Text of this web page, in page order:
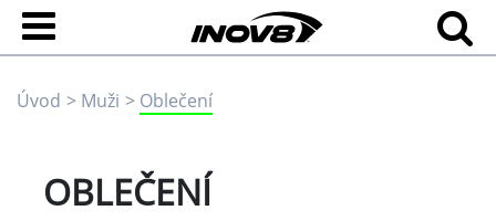
Úvod Muži Oblečení
OBLEČENÍ